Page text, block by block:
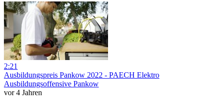
2:21
Ausbildungspreis Pankow 2022 - PAECH Elektro
Ausbildungsoffensive Pankow
vor 4 Jahren